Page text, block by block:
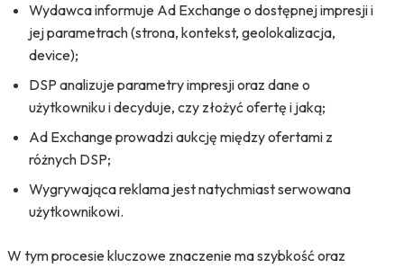
Wydawca informuje Ad Exchange o dostępnej impresji i
jej parametrach (strona, kontekst, geolokalizacja,
device);
DSP analizuje parametry impresji oraz dane o
użytkowniku i decyduje, czy złożyć ofertę i jaką;
Ad Exchange prowadzi aukcję między ofertami z
różnych DSP;
Wygrywająca reklama jest natychmiast serwowana
użytkownikowi.
W tym procesie kluczowe znaczenie ma szybkość oraz